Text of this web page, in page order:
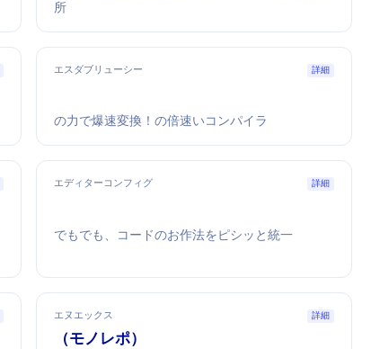
所
エスダブリューシー 詳細
Rustの力で爆速変換！Babelの10倍速いコンパイラ
エディターコンフィグ 詳細
VS CodeでもVimでも、コードのお作法をピシッと統一
エヌエックス 詳細
Nx（モノレポ）